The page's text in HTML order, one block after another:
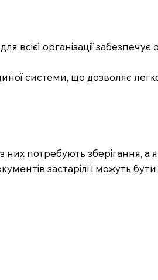
всієї організації
системи, що дозволяє
них потребують зберігання, а
застарілі і можуть